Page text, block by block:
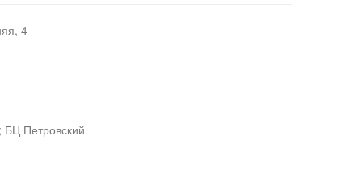
4
Петровский